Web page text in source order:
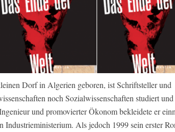
Dorf in Algerien geboren, ist Schriftsteller und
noch Sozialwissenschaften studiert
und promovierter Ökonom bekleidete er
Industrieministerium. Als jedoch 1999 sein erster